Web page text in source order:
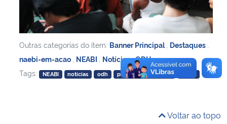
Controladoria-Geral da União
Ministério da Mulher, da Família e dos Direitos Humanos
Secretaria-Geral
Outras categorias do item: Banner Principal Destaques
naebi-em-acao NEABI Notícias,ODH
Tags:
NEABI notícias odh projeto de extensão UFSM
Voltar ao topo